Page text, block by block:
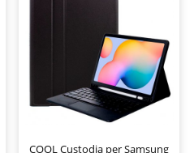
COOL Custodia per Samsung